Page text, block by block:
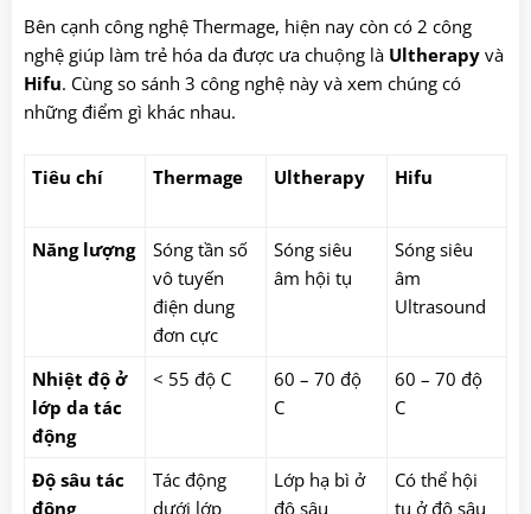
Bên cạnh công nghệ Thermage, hiện nay còn có 2 công
nghệ giúp làm trẻ hóa da được ưa chuộng là Ultherapy và
Hifu. Cùng so sánh 3 công nghệ này và xem chúng có
những điểm gì khác nhau.
Tiêu chí Thermage Ultherapy Hifu
Năng lượng
Sóng tần số
vô tuyến
điện dung
đơn cực
Sóng siêu
âm hội tụ
Sóng siêu
âm
Ultrasound
Nhiệt độ ở
lớp da tác
động
< 55 độ C
60 – 70 độ
C
60 – 70 độ
C
Độ sâu tác
động
Tác động
dưới lớp
Lớp hạ bì ở
độ sâu
Có thể hội
tụ ở độ sâu